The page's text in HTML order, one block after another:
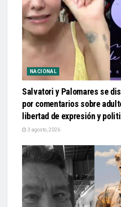
NACIONAL
Salvatori y Palomares se
por comentarios sobre
libertad de expresión y
3 agosto, 2026